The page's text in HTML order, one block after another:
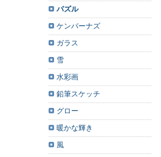
パズル
ケンバーナズ
ガラス
雪
水彩画
鉛筆スケッチ
グロー
暖かな輝き
風